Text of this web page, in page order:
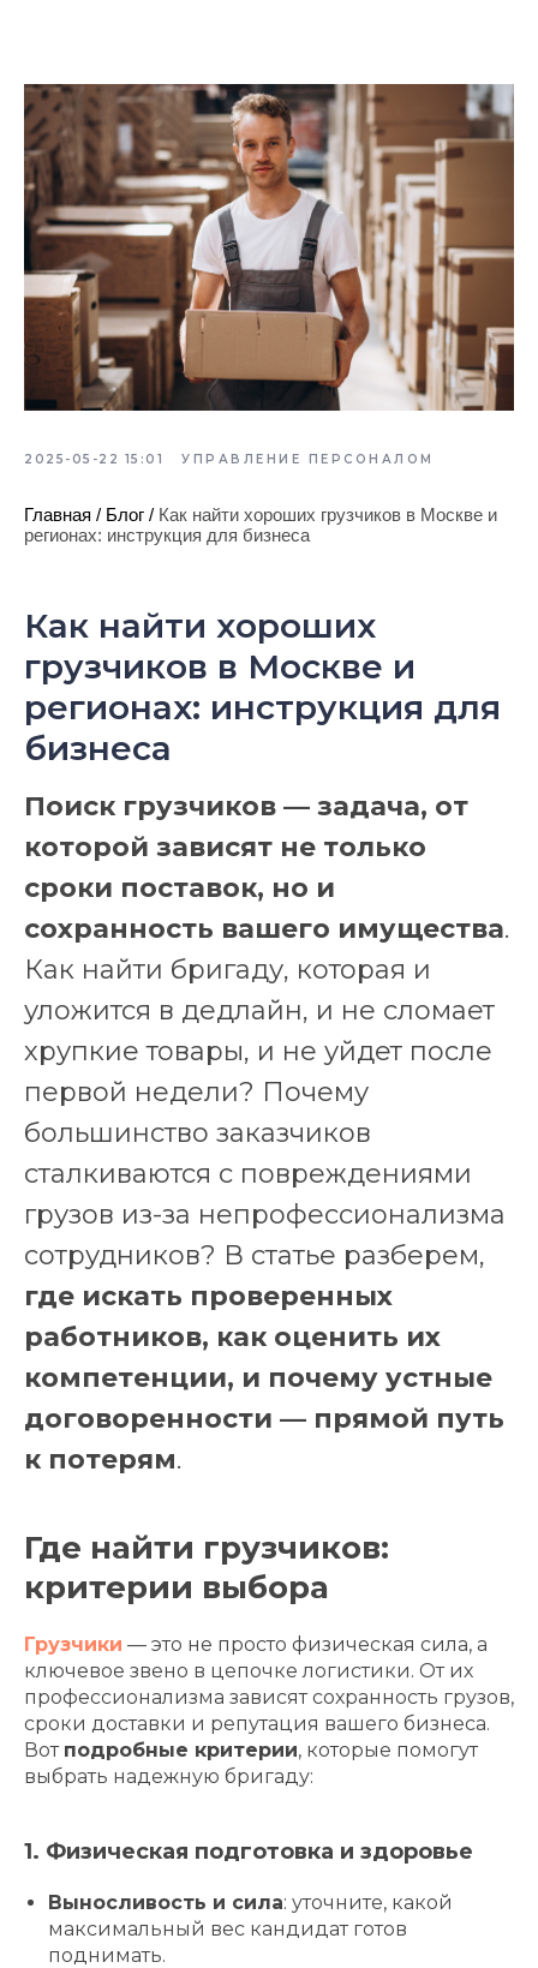
2025-05-22 15:01 УПРАВЛЕНИЕ ПЕРСОНАЛОМ
Главная / Блог / Как найти хороших грузчиков в Москве и
регионах: инструкция для бизнеса
Как найти хороших
грузчиков в Москве и
регионах: инструкция для
бизнеса
Поиск грузчиков — задача, от
которой зависят не только
сроки поставок, но и
сохранность вашего имущества.
Как найти бригаду, которая и
уложится в дедлайн, и не сломает
хрупкие товары, и не уйдет после
первой недели? Почему
большинство заказчиков
сталкиваются с повреждениями
грузов из-за непрофессионализма
сотрудников? В статье разберем,
где искать проверенных
работников, как оценить их
компетенции, и почему устные
договоренности — прямой путь
к потерям.
Где найти грузчиков:
критерии выбора
Грузчики — это не просто физическая сила, а
ключевое звено в цепочке логистики. От их
профессионализма зависят сохранность грузов,
сроки доставки и репутация вашего бизнеса.
Вот подробные критерии, которые помогут
выбрать надежную бригаду:
1. Физическая подготовка и здоровье
Выносливость и сила: уточните, какой
максимальный вес кандидат готов
поднимать.